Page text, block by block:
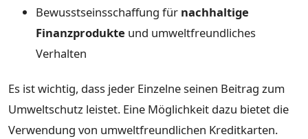
Bewusstseinsschaffung für nachhaltige
Finanzprodukte und umweltfreundliches
Verhalten
Es ist wichtig, dass jeder Einzelne seinen Beitrag zum
Umweltschutz leistet. Eine Möglichkeit dazu bietet die
Verwendung von umweltfreundlichen Kreditkarten.